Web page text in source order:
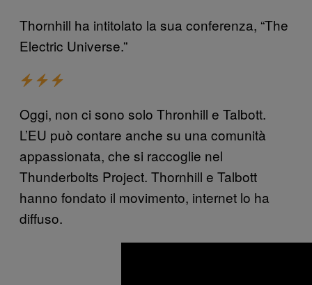
Thornhill ha intitolato la sua conferenza, “The
Electric Universe.”
Oggi, non ci sono solo Thronhill e Talbott.
L’EU può contare anche su una comunità
appassionata, che si raccoglie nel
Thunderbolts Project. Thornhill e Talbott
hanno fondato il movimento, internet lo ha
diffuso.